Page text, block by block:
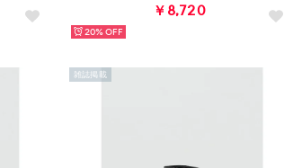
￥8,720
20%
雑誌掲載